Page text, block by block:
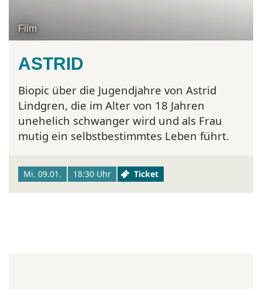
Film
ASTRID
Biopic über die Jugendjahre von Astrid
Lindgren, die im Alter von 18 Jahren
unehelich schwanger wird und als Frau
mutig ein selbstbestimmtes Leben führt.
Mi. 09.01. 18:30 Uhr Ticket